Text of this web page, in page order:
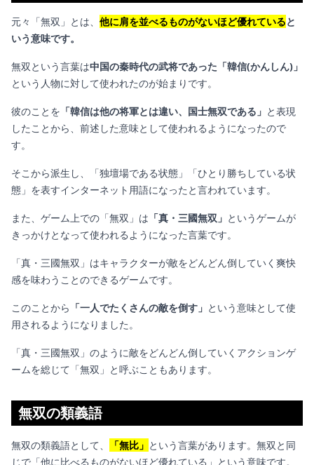
元々「無双」とは、 他に肩を並べるものがないほど優れていると
いう意味です。
無双という言葉は中国の秦時代の武将であった「韓信(かんしん)」
という人物に対して使われたのが始まりです。
彼のことを 「韓信は他の将軍とは違い、国士無双である」 と表現
したことから、前述した意味として使われるようになったので
す。
そこから派生し、「独壇場である状態」「ひとり勝ちしている状
態」を表すインターネット用語になったと言われています。
また、ゲーム上での「無双」は 「真・三國無双」 というゲームが
きっかけとなって使われるようになった言葉です。
「真・三國無双」はキャラクターが敵をどんどん倒していく爽快
感を味わうことのできるゲームです。
このことから 「一人でたくさんの敵を倒す」 という意味として使
用されるようになりました。
「真・三國無双」のように敵をどんどん倒していくアクションゲ
ームを総じて「無双」と呼ぶこともあります。
無双の類義語
無双の類義語として、 「無比」 という言葉があります。無双と同
じで「他に比べるものがないほど優れている」という意味です。